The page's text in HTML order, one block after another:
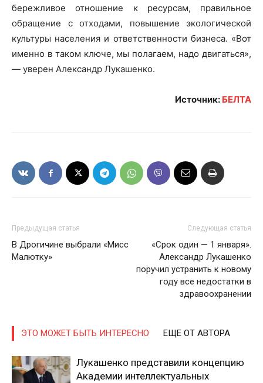
бережливое отношение к ресурсам, правильное
обращение с отходами, повышение экологической
культуры населения и ответственности бизнеса. «Вот
именно в таком ключе, мы полагаем, надо двигаться»,
— уверен Александр Лукашенко.
Источник: БЕЛТА
Предыдущая статья
В Дрогичине выбрали «Мисс
Малютку»
Следующая статья
«Срок один — 1 января».
Александр Лукашенко
поручил устранить к новому
году все недостатки в
здравоохранении
ЭТО МОЖЕТ БЫТЬ ИНТЕРЕСНО ЕЩЕ ОТ АВТОРА
Лукашенко представили концепцию
Академии интеллектуальных